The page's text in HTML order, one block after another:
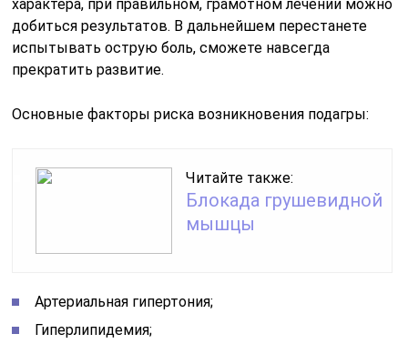
характера, при правильном, грамотном лечении можно
добиться результатов. В дальнейшем перестанете
испытывать острую боль, сможете навсегда
прекратить развитие.
Основные факторы риска возникновения подагры:
Читайте также:
Блокада грушевидной
мышцы
Артериальная гипертония;
Гиперлипидемия;